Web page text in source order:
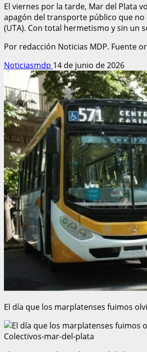
El viernes por la tarde, Mar del Plata
apagón del transporte público que
(UTA). Con total hermetismo y sin un
Por redacción Noticias MDP. Fuente
Noticiasmdp 14 de junio de 2026
El día que los marplatenses fuimos
Colectivos-mar-del-plata